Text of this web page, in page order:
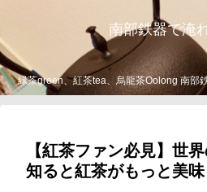
南部鉄器で淹
緑茶green、紅茶tea、烏龍茶Oolong 南部
【紅茶ファン必見】世
知ると紅茶がもっと美